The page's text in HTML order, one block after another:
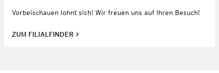
Vorbeischauen lohnt sich! Wir freuen uns auf Ihren Besuch!
ZUM FILIALFINDER